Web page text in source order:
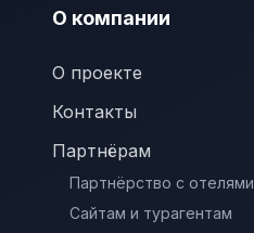
О компании
О проекте
Контакты
Партнёрам
Партнёрство с отелями
Сайтам и турагентам